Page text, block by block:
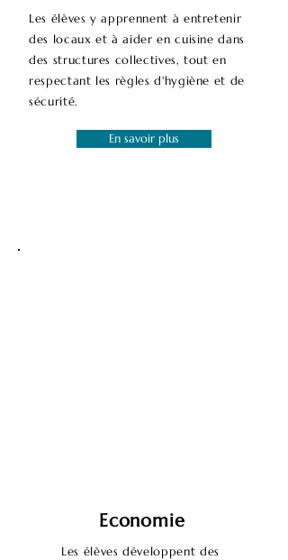
Les élèves y apprennent à entretenir
des locaux et à aider en cuisine dans
des structures collectives, tout en
respectant les règles d'hygiène et de
sécurité.
En savoir plus
Economie
Les élèves développent des